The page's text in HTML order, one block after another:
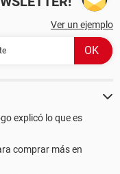
Ver un ejemplo
explicó lo que es
comprar más en